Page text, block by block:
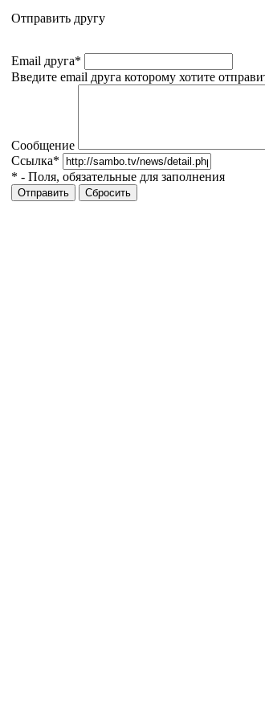
Отправить другу
Email друга*
Введите email друга которому хотите
Сообщение
Ссылка*
* - Поля, обязательные для заполнения